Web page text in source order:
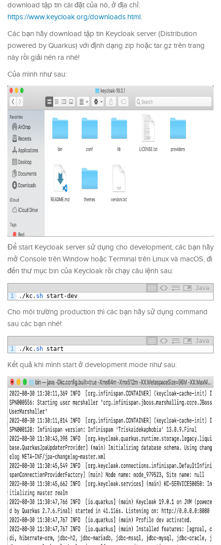
download tập tin cài đặt của nó, ở địa chỉ:
https://www.keycloak.org/downloads.html.
Các bạn hãy download tập tin Keycloak server (Distribution
powered by Quarkus) với định dạng zip hoặc tar.gz trên trang
này rồi giải nén ra nhé!
Của mình như sau:
Để start Keycloak server sử dụng cho development, các bạn hãy
mở Console trên Window hoặc Terminal trên Linux và macOS, đi
đến thư mục bin của Keycloak rồi chạy câu lệnh sau:
Java
1
. /kc. sh start -dev
Cho môi trường production thì các bạn hãy sử dụng command
sau các bạn nhé!:
Java
1
. /kc. sh start
Kết quả khi mình start ở development mode như sau: